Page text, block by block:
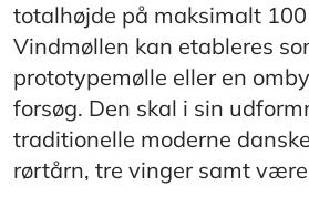
totalhøjde på maksimalt
Vindmøllen kan etableres
prototypemølle eller en
forsøg. Den skal i sin
traditionelle moderne
rørtårn, tre vinger samt